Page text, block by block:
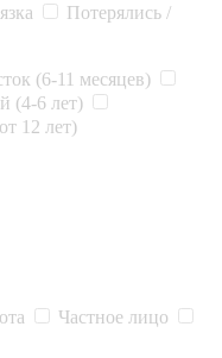
Потерялись /
(6-11 месяцев)
(4-6 лет)
12 лет)
Частное лицо